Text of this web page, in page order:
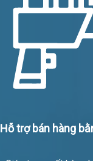
Hỗ trợ bán hàng